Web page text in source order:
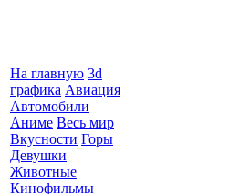
На главную 3d
графика Авиация
Автомобили
Аниме Весь мир
Вкусности Горы
Девушки
Животные
Кинофильмы